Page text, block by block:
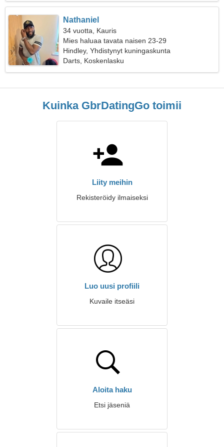
Nathaniel
34 vuotta, Kauris
Mies haluaa tavata naisen 23-29
Hindley, Yhdistynyt kuningaskunta
Darts, Koskenlasku
Kuinka GbrDatingGo toimii
Liity meihin
Rekisteröidy ilmaiseksi
Luo uusi profiili
Kuvaile itseäsi
Aloita haku
Etsi jäseniä